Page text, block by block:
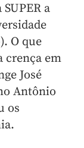
a
O que
crença em
José
Antônio
os